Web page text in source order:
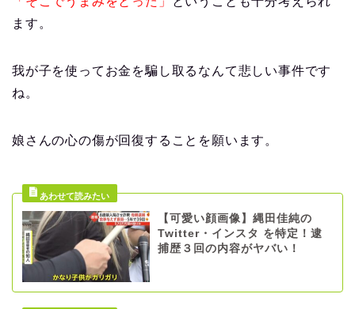
ます。
我が子を使ってお金を騙し取るなんて悲しい事件です
ね。
娘さんの心の傷が回復することを願います。
【可愛い顔画像】縄田佳純の
Twitter・インスタ を特定！逮
捕歴３回の内容がヤバい！